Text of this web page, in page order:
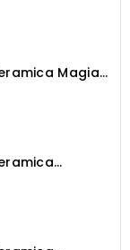
Magia